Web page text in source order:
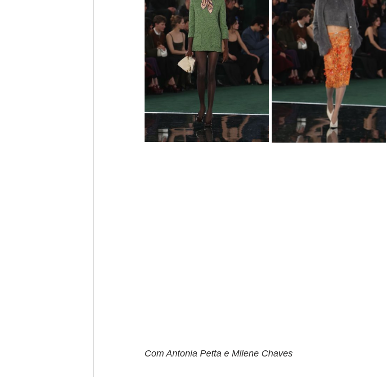
Com Antonia Petta e Milene Chaves